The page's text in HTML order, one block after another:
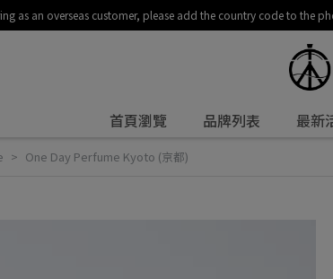
as an overseas customer, please add the country code to the
首頁瀏覽 品牌列表 最新
One Day Perfume Kyoto (京都)